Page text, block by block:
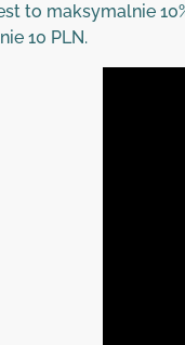
to maksymalnie
10 PLN.